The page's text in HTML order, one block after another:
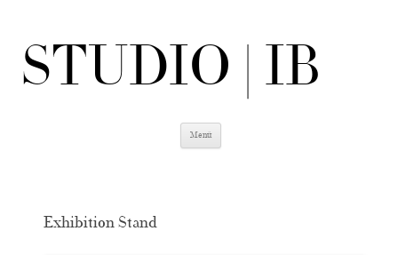
STUDIO | IB
Menü
Exhibition Stand